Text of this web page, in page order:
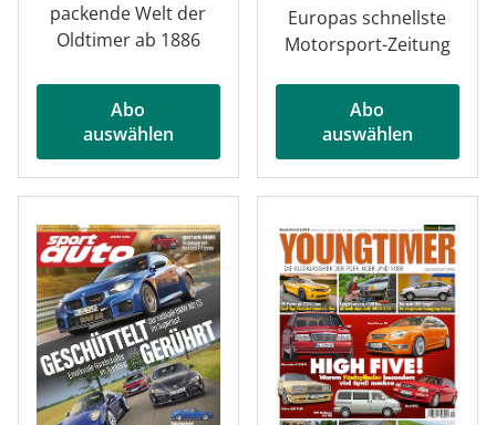
packende Welt der
Oldtimer ab 1886
Abo
auswählen
Europas schnellste
Motorsport-Zeitung
Abo
auswählen